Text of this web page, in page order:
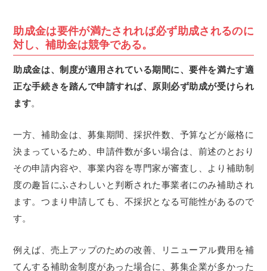
助成金は要件が満たされれば必ず助成されるのに
対し、補助金は競争である。
助成金は、制度が適用されている期間に、要件を満たす適
正な手続きを踏んで申請すれば、原則必ず助成が受けられ
ます。
一方、補助金は、募集期間、採択件数、予算などが厳格に
決まっているため、申請件数が多い場合は、前述のとおり
その申請内容や、事業内容を専門家が審査し、より補助制
度の趣旨にふさわしいと判断された事業者にのみ補助され
ます。つまり申請しても、不採択となる可能性があるので
す。
例えば、売上アップのための改善、リニューアル費用を補
てんする補助金制度があった場合に、募集企業が多かった